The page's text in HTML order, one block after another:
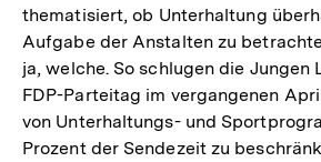
thematisiert, ob Unterhaltung
Aufgabe der Anstalten zu
ja, welche. So schlugen die Jungen
FDP-Parteitag im vergangenen
von Unterhaltungs- und
Prozent der Sendezeit zu